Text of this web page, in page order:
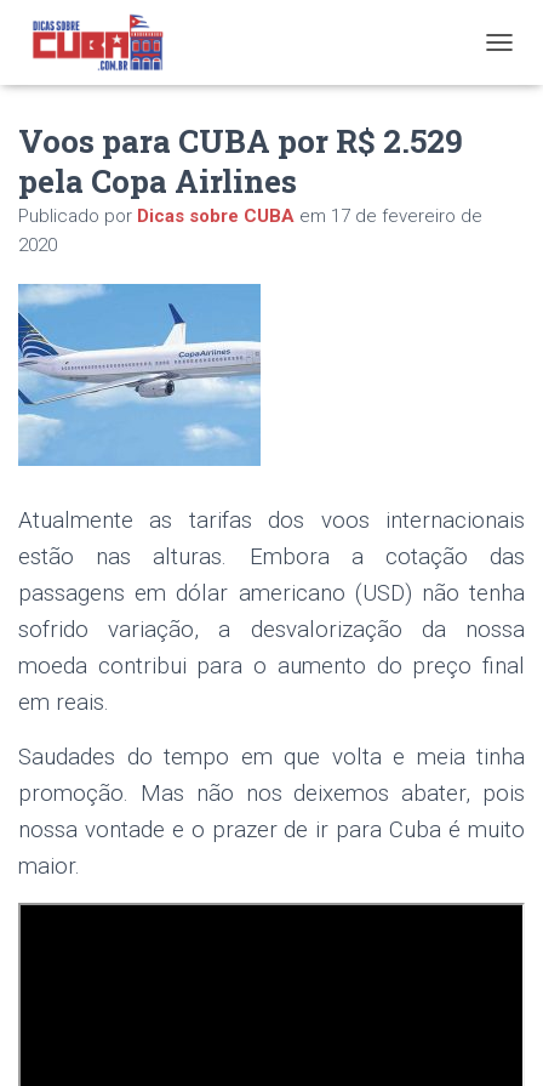
L
Voos para CUBA por R$ 2.529
pela Copa Airlines
Publicado por Dicas sobre CUBA em 17 de fevereiro de
2020
Atualmente as tarifas dos voos internacionais
estão nas alturas. Embora a cotação das
passagens em dólar americano (USD) não tenha
sofrido variação, a desvalorização da nossa
moeda contribui para o aumento do preço final
em reais.
Saudades do tempo em que volta e meia tinha
promoção. Mas não nos deixemos abater, pois
nossa vontade e o prazer de ir para Cuba é muito
maior.